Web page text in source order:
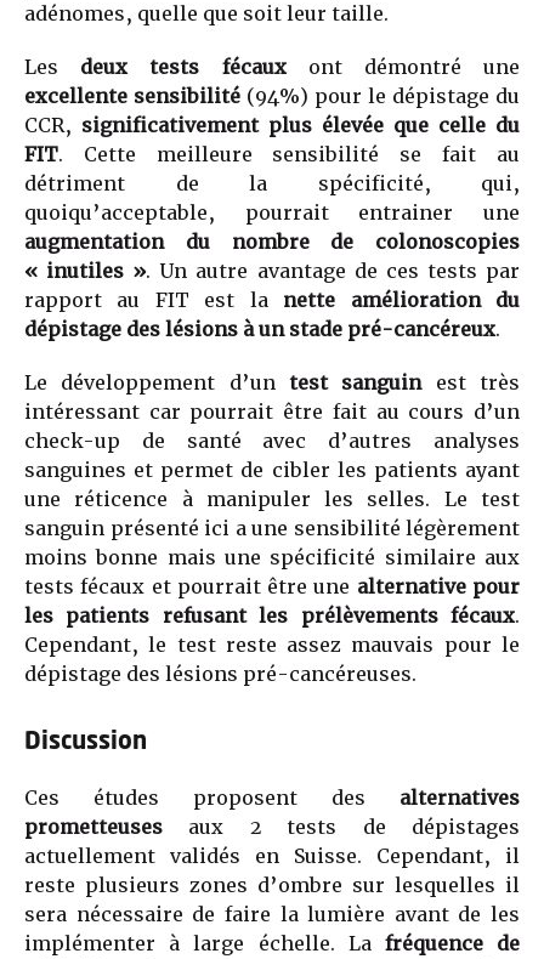
adénomes, quelle que soit leur taille.
Les deux tests fécauxont démontré une
excellente sensibilité (94%) pour le dépistage du
CCR, significativement plus élevée que celle du
FIT. Cette meilleure sensibilité se fait au
détriment de la spécificité, qui,
quoiqu’acceptable, pourrait entrainer une
augmentation du nombre de colonoscopies
« inutiles ». Un autre avantage de ces tests par
rapport au FIT est la nette amélioration du
dépistage des lésions à un stade pré-cancéreux.
Le développement d’un test sanguinest très
intéressant car pourrait être fait au cours d’un
check-up de santé avec d’autres analyses
sanguines et permet de cibler les patients ayant
une réticence à manipuler les selles. Le test
sanguin présenté ici a une sensibilité légèrement
moins bonne mais une spécificité similaire aux
tests fécaux et pourrait être une alternative pour
les patients refusant les prélèvements fécaux.
Cependant, le test reste assez mauvais pour le
dépistage des lésions pré-cancéreuses.
Discussion
Ces études proposent des alternatives
prometteuses aux 2 tests de dépistages
actuellement validés en Suisse. Cependant, il
reste plusieurs zones d’ombre sur lesquelles il
sera nécessaire de faire la lumière avant de les
implémenter à large échelle. La fréquence de